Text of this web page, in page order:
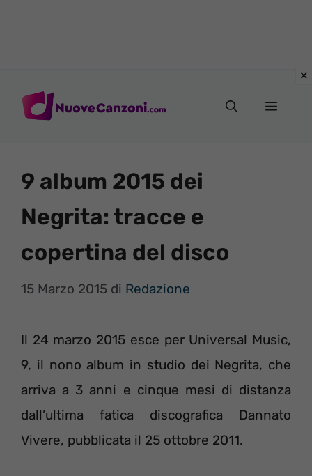
Menu
9 album 2015 dei
Negrita: tracce e
copertina del disco
15 Marzo 2015 di Redazione
Il 24 marzo 2015 esce per Universal Music,
9, il nono album in studio dei Negrita, che
arriva a 3 anni e cinque mesi di distanza
dall’ultima fatica discografica Dannato
Vivere, pubblicata il 25 ottobre 2011.